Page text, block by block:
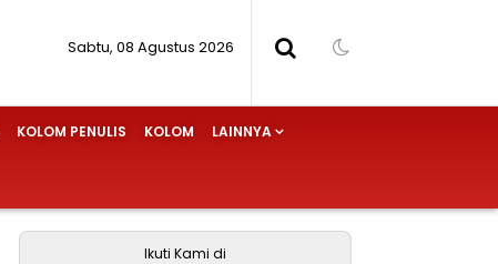
Sabtu, 08 Agustus 2026
KOLOM PENULIS KOLOM LAINNYA
Ikuti Kami di